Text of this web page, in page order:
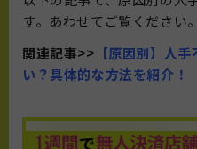
す。あわせてご覧ください。
関連記事>> 【原因別】人
い？具体的な方法を紹介！